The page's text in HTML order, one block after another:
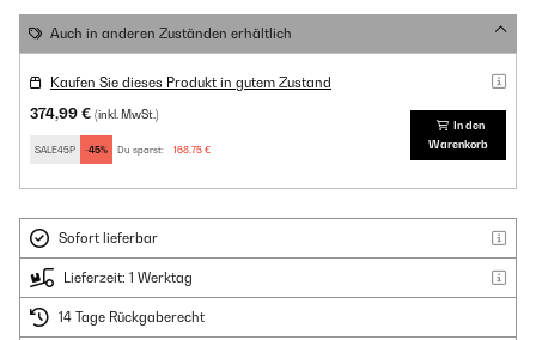
Auch in anderen Zuständen erhältlich
Kaufen Sie dieses Produkt in gutem Zustand
374,99 € (inkl. MwSt.)
SALE45P -45% Du sparst: 168,75 €
In den
Warenkorb
Sofort lieferbar
Lieferzeit: 1 Werktag
14 Tage Rückgaberecht